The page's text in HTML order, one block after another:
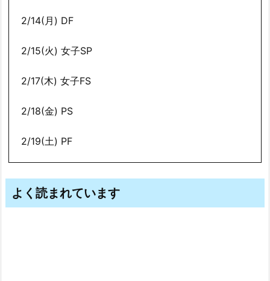
2/14(月) DF
2/15(火) 女子SP
2/17(木) 女子FS
2/18(金) PS
2/19(土) PF
よく読まれています